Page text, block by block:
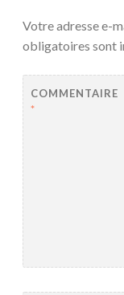
Votre adresse e-
obligatoires sont
COMMENTAIRE
*